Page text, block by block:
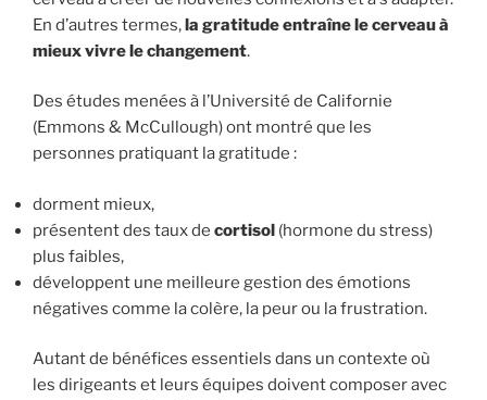
En d’autres termes,la gratitude entraîne le cerveau à
mieux vivre le changement.
Des études menées à l’Université de Californie
(Emmons & McCullough) ont montré que les
personnes pratiquant la gratitude :
dorment mieux,
présentent des taux de cortisol (hormone du stress)
plus faibles,
développent une meilleure gestion des émotions
négatives comme la colère, la peur ou la frustration.
Autant de bénéfices essentiels dans un contexte où
les dirigeants et leurs équipes doivent composer avec